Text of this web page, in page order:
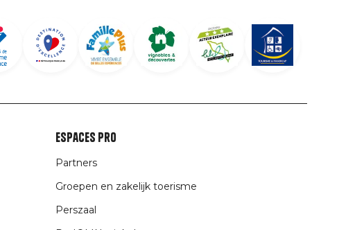
Espaces Pro
Partners
Groepen en zakelijk toerisme
Perszaal